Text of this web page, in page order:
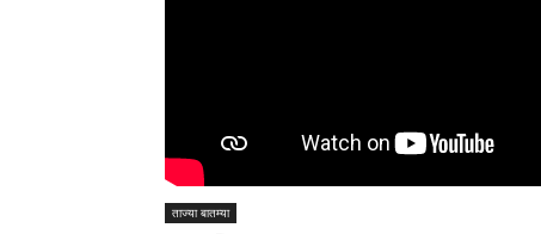
ताज्या बातम्या